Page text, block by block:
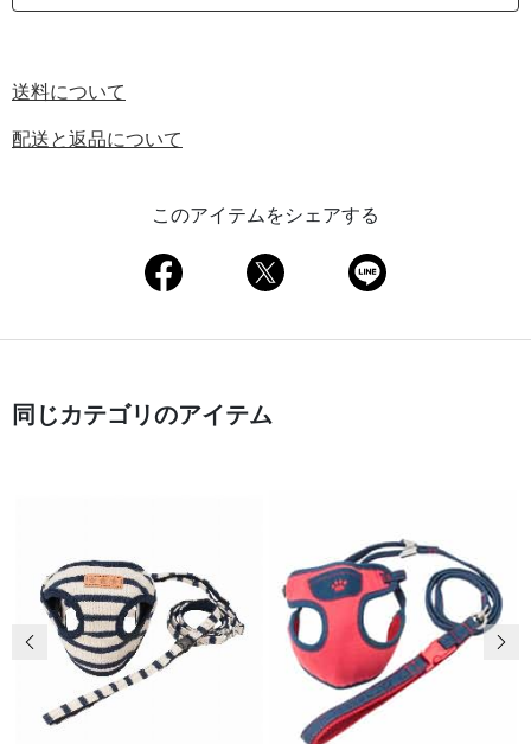
送料について
配送と返品について
このアイテムをシェアする
同じカテゴリのアイテム
前の画像 次